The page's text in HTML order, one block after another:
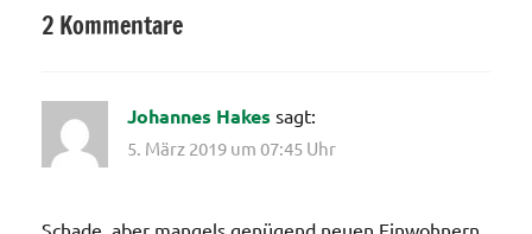
Angebote
/Verbesserungen..
2 Kommentare
Johannes Hakes sagt:
5. März 2019 um 07:45 Uhr
Schade, aber mangels genügend neuen Einwohnern